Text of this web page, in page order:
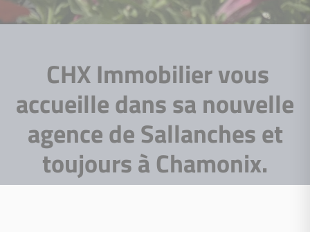
CHX Immobilier vous
accueille dans sa nouvelle
agence de Sallanches et
toujours à Chamonix.